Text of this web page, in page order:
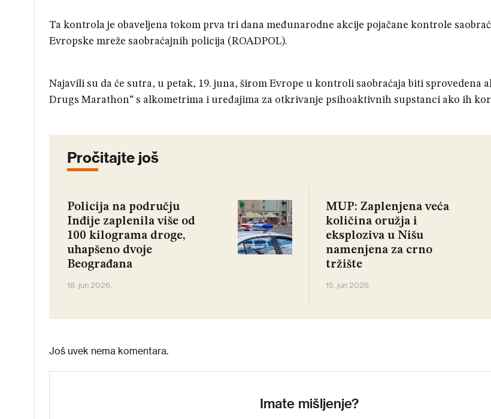
Ta kontrola je obaveljena tokom prva tri dana međunarodne akcije pojačane kontrole
Evropske mreže saobraćajnih policija (ROADPOL).
Najavili su da će sutra, u petak, 19. juna, širom Evrope u kontroli saobraćaja biti sprovedena
Drugs Marathon“ s alkometrima i uređajima za otkrivanje psihoaktivnih supstanci ako ih
Pročitajte još
Policija na području
Inđije zaplenila više od
100 kilograma droge,
uhapšeno dvoje
Beograđana
18. jun 2026.
MUP: Zaplenjena veća
količina oružja i
eksploziva u Nišu
namenjena za crno
tržište
15. jun 2026.
Još uvek nema komentara.
Imate mišljenje?